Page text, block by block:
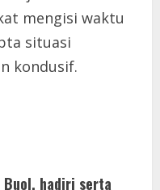
mengisi waktu
situasi
kondusif.
hadiri serta